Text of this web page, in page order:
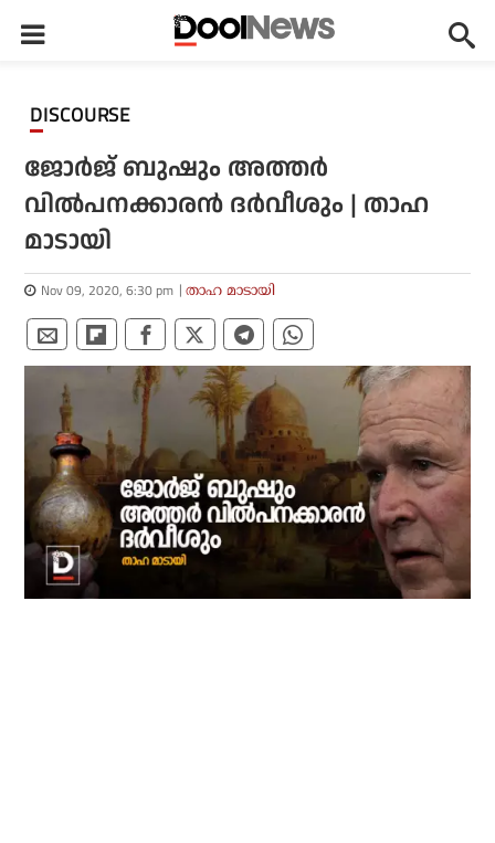
DISCOURSE
ജോര്‍ജ് ബുഷും അത്തര്‍
വില്‍പനക്കാരന്‍ ദര്‍വീശും | താഹ
മാടായി
Nov 09, 2020, 6:30 pm താഹ മാടായി